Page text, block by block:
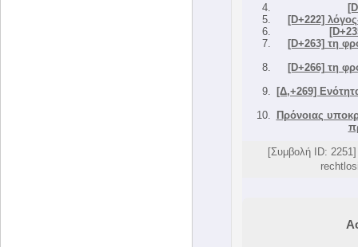
[D+222]
[D+263] τη
[D+266] τη
[Δ,+269]
Πρόνοιας
[Συμβολή ID: